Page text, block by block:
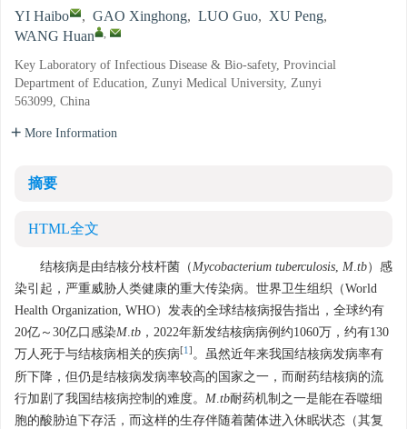
YI Haibo , GAO Xinghong, LUO Guo, XU Peng,
WANG Huan
,
Key Laboratory of Infectious Disease & Bio-safety, Provincial
Department of Education, Zunyi Medical University, Zunyi
563099, China
More Information
摘要
HTML全文
结核病是由结核分枝杆菌（Mycobacterium tuberculosis, M.tb）感
染引起，严重威胁人类健康的重大传染病。世界卫生组织（World
Health Organization, WHO）发表的全球结核病报告指出，全球约有
20亿～30亿口感染M.tb ，2022年新发结核病病例约1060万，约有130
万人死于与结核病相关的疾病[1] 。虽然近年来我国结核病发病率有
所下降，但仍是结核病发病率较高的国家之一，而耐药结核病的流
行加剧了我国结核病控制的难度。 M.tb耐药机制之一是能在吞噬细
胞的酸胁迫下存活，而这样的生存伴随着菌体进入休眠状态（其复